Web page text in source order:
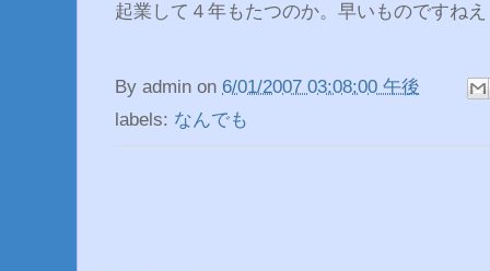
起業して４年もたつのか。早いものですねえ
By admin on 6/01/2007 03:08:00 午後
labels: なんでも